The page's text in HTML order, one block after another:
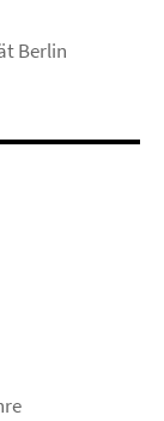
Berlin